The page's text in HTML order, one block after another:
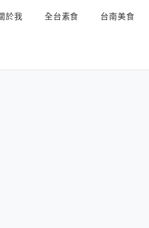
於我 全台素食 台南美食